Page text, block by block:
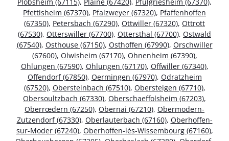
Pfettisheim (67370), Pfalzweyer (67320), Pfaffenhoffen
(67350), Petersbach (67290), Ottwiller (67320), Ottrott
(67530), Otterswiller (67700), Ottersthal (67700), Ostwald
(67540), Osthouse (67150), Osthoffen (67990), Orschwiller
(67600), Olwisheim (67170), Ohnenheim (67390),
Ohlungen (67590), Ohlungen (67170), Offwiller (67340),
Offendorf (67850), Oermingen (67970), Odratzheim
(67520), Obersteinbach (67510), Obersteigen (67710),
Obersoultzbach (67330), Oberschaeffolsheim (67203),
Oberrœdern (67250), Obernai (67210), Obermodern-
Zutzendorf (67330), Oberlauterbach (67160), Oberhoffen-
sur-Moder (67240), Oberhoffen-lès-Wissembourg (67160),